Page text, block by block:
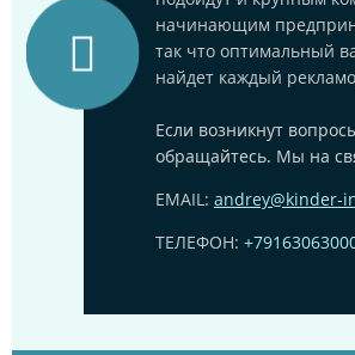
начинающим
так что оптимальный
найдет каждый
Если возникнут
обращайтесь. Мы на
EMAIL: andrey@kinder-
ТЕЛЕФОН: